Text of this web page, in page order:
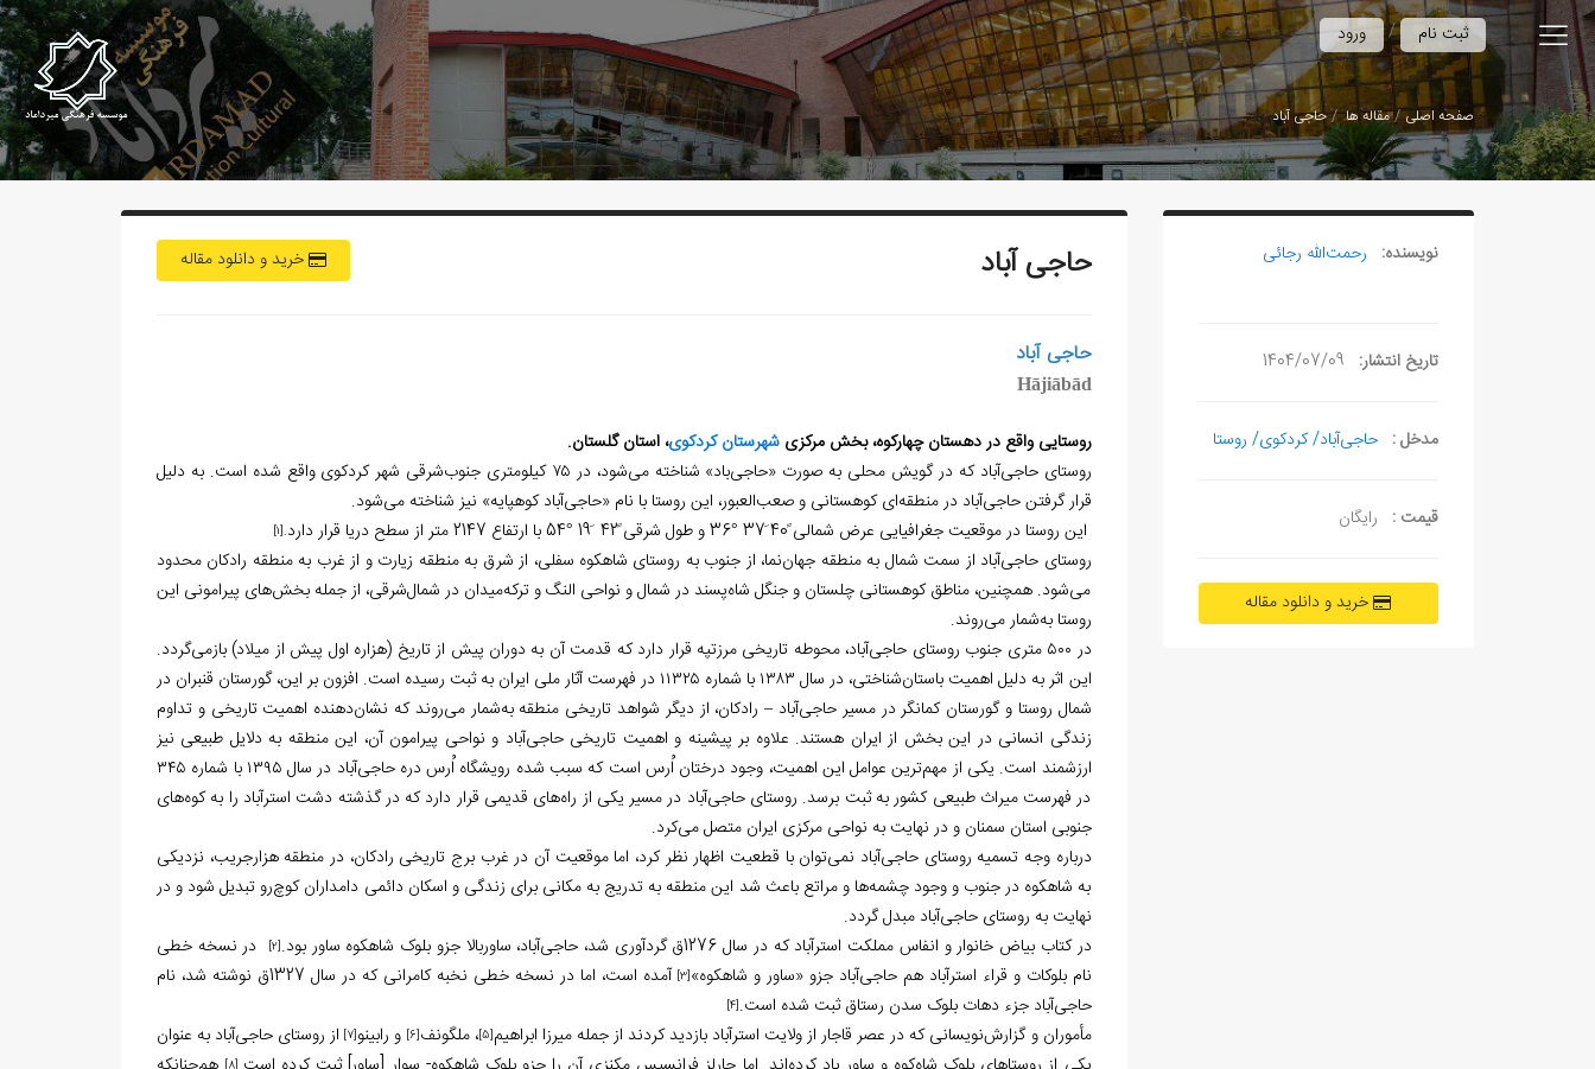
ورود / ثبت نام
صفحه اصلی مقاله ها حاجی‌ آباد
نویسنده: رحمت‌الله رجائی
تاریخ انتشار: 1404/07/09
مدخل : حاجی‌آباد/ کردکوی/ روستا
قیمت : رایگان
خرید و دانلود مقاله
خرید و دانلود مقاله حاجی‌ آباد
حاجی‌ آباد
Hājiābād
روستایی واقع در دهستان چهارکوه، بخش مرکزیشهرستان کردکوی، استان گلستان.
روستای حاجی‌آباد که در گویش محلی به صورت «حاجی‌باد» شناخته می‌شود، در ۷۵ کیلومتری جنوب‌شرقی شهر کردکوی واقع شده است. به دلیل
قرار گرفتن حاجی‌آباد در منطقه‌ای کوهستانی و صعب‌العبور، این روستا با نام «حاجی‌آباد کوهپایه» نیز شناخته می‌شود.
این روستا در موقعیت جغرافیایی عرض شمالی ً40 َ37 °36 و طول شرقی ً42 َ19 °54 با ارتفاع 2147 متر از سطح دریا قرار دارد
.
[1]
روستای حاجی‌آباد از سمت شمال به منطقه جهان‌نما، از جنوب به روستای شاهکوه سفلی، از شرق به منطقه زیارت و از غرب به منطقه رادکان محدود
می‌شود. همچنین، مناطق کوهستانی چلستان و جنگل شاه‌پسند در شمال و نواحی النگ و ترکه‌میدان در شمال‌شرقی، از جمله بخش‌های پیرامونی این
روستا به‌شمار می‌روند.
در ۵۰۰ متری جنوب روستای حاجی‌آباد، محوطه تاریخی مرزتپه قرار دارد که قدمت آن به دوران پیش از تاریخ (هزاره اول پیش از میلاد) بازمی‌گردد.
این اثر به دلیل اهمیت باستان‌شناختی، در سال ۱۳۸۳ با شماره ۱۱۳۲۵ در فهرست آثار ملی ایران به ثبت رسیده است. افزون بر این، گورستان قنبران در
شمال روستا و گورستان کمانگر در مسیر حاجی‌آباد – رادکان، از دیگر شواهد تاریخی منطقه به‌شمار می‌روند که نشان‌دهنده اهمیت تاریخی و تداوم
زندگی انسانی در این بخش از ایران هستند. علاوه بر پیشینه و اهمیت تاریخی حاجی‌آباد و نواحی پیرامون آن، این منطقه به دلایل طبیعی نیز
ارزشمند است. یکی از مهم‌ترین عوامل این اهمیت، وجود درختان اُرس است که سبب شده رویشگاه اُرس دره حاجی‌آباد در سال ۱۳۹۵ با شماره ۳۴۵
در فهرست میراث طبیعی کشور به ثبت برسد. روستای حاجی‌آباد در مسیر یکی از راه‌های قدیمی قرار دارد که در گذشته دشت استرآباد را به کوه‌های
جنوبی استان سمنان و در نهایت به نواحی مرکزی ایران متصل می‌کرد.
درباره وجه تسمیه روستای حاجی‌آباد نمی‌توان با قطعیت اظهار نظر کرد، اما موقعیت آن در غرب برج تاریخی رادکان، در منطقه هزارجریب، نزدیکی
به شاهکوه در جنوب و وجود چشمه‌ها و مراتع باعث شد این منطقه به تدریج به مکانی برای زندگی و اسکان دائمی دامداران کوچ‌رو تبدیل شود و در
نهایت به روستای حاجی‌آباد مبدل گردد.
در کتاب بیاض خانوار و انفاس مملکت استرآباد که در سال 1276ق گردآوری شد، حاجی‌آباد، ساوربالا جزو بلوک شاهکوه ساور بود.
[2]
در نسخه خطی
نام بلوکات و قراء استرآباد هم حاجی‌آباد جزو «ساور و شاهکوه»[3]
آمده است، اما در نسخه خطی نخبه کامرانی که در سال 1327ق نوشته شد، نام
حاجی‌آباد جزء دهات بلوک سدن رستاق ثبت شده است.[4]
مأموران و گزارش‌نویسانی که در عصر قاجار از ولایت استرآباد بازدید کردند از جمله میرزا ابراهیم[5] ، ملگونف[6] و رابینو[7]
از روستای حاجی‌آباد به عنوان